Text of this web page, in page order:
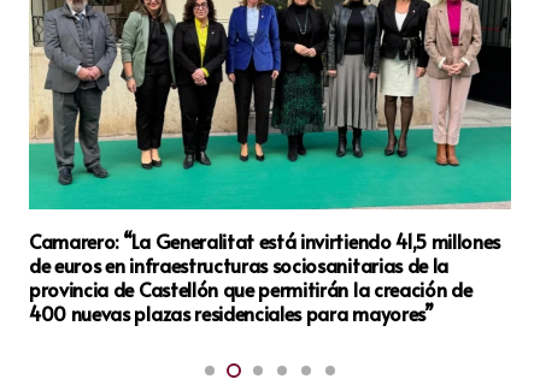
Camarero: “La Generalitat está invirtiendo 41,5 millones
de euros en infraestructuras sociosanitarias de la
provincia de Castellón que permitirán la creación de
400 nuevas plazas residenciales para mayores”